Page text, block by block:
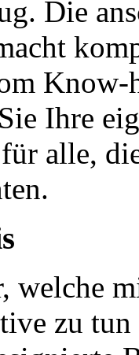
Die
Know-
Ihre
alle,
welche
zu tun